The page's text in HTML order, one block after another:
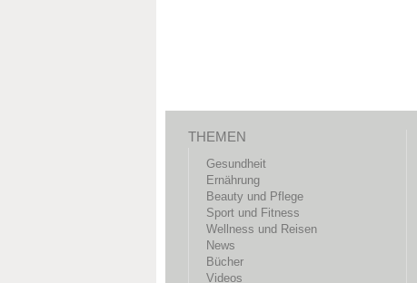
THEMEN
Gesundheit
Ernährung
Beauty und Pflege
Sport und Fitness
Wellness und Reisen
News
Bücher
Videos